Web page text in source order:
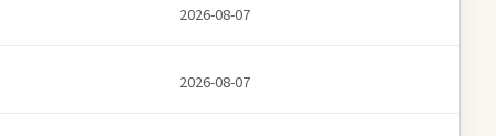
2026-08-07
2026-08-07